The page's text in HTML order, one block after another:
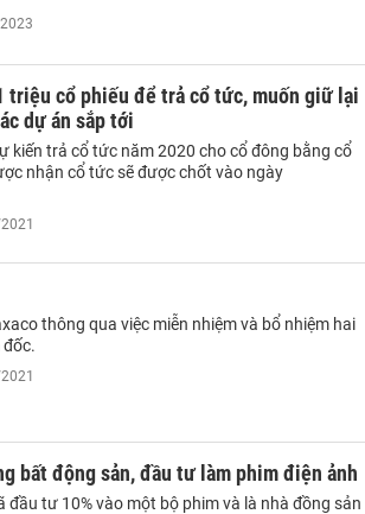
triệu cổ phiếu để trả cổ tức, muốn giữ lại
dự án sắp tới
kiến trả cổ tức năm 2020 cho cổ đông bằng cổ
nhận cổ tức sẽ được chốt vào ngày
thông qua việc miễn nhiệm và bổ nhiệm hai
bất động sản, đầu tư làm phim điện ảnh
đầu tư 10% vào một bộ phim và là nhà đồng sản